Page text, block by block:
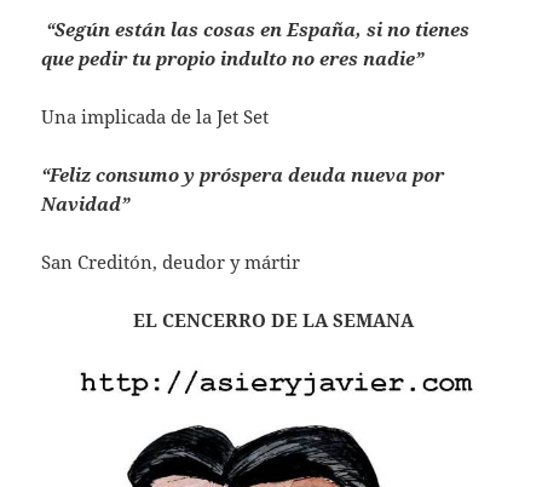
“Según están las cosas en España, si no tienes
que pedir tu propio indulto no eres nadie”
Una implicada de la Jet Set
“Feliz consumo y próspera deuda nueva por
Navidad”
San Creditón, deudor y mártir
EL CENCERRO DE LA SEMANA